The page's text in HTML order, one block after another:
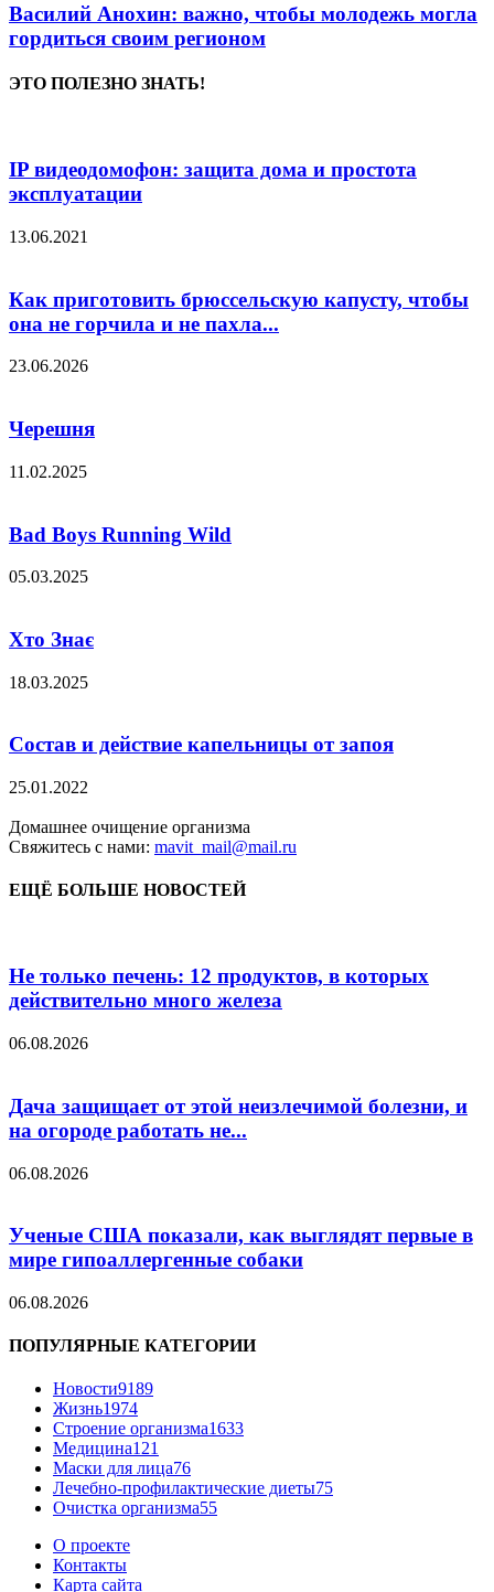
Василий Анохин: важно, чтобы молодежь могла
гордиться своим регионом
ЭТО ПОЛЕЗНО ЗНАТЬ!
IP видеодомофон: защита дома и простота
эксплуатации
13.06.2021
Как приготовить брюссельскую капусту, чтобы
она не горчила и не пахла...
23.06.2026
Черешня
11.02.2025
Bad Boys Running Wild
05.03.2025
Хто Знає
18.03.2025
Состав и действие капельницы от запоя
25.01.2022
Домашнее очищение организма
Свяжитесь с нами: mavit_mail@mail.ru
ЕЩЁ БОЛЬШЕ НОВОСТЕЙ
Не только печень: 12 продуктов, в которых
действительно много железа
06.08.2026
Дача защищает от этой неизлечимой болезни, и
на огороде работать не...
06.08.2026
Ученые США показали, как выглядят первые в
мире гипоаллергенные собаки
06.08.2026
ПОПУЛЯРНЫЕ КАТЕГОРИИ
Новости9189
Жизнь1974
Строение организма1633
Медицина121
Маски для лица76
Лечебно-профилактические диеты75
Очистка организма55
О проекте
Контакты
Карта сайта